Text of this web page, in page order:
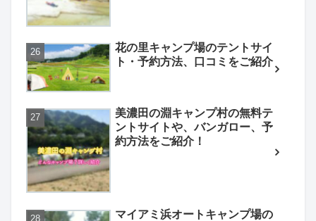
花の里キャンプ場のテントサイ
ト・予約方法、口コミをご紹介
美濃田の淵キャンプ村の無料テ
ントサイトや、バンガロー、予
約方法をご紹介！
マイアミ浜オートキャンプ場の